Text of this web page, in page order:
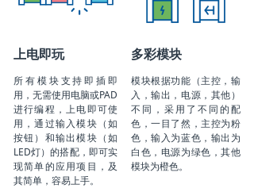
上电即玩 多彩模块
所有模块支持即插即
用，无需使用电脑或PAD
进行编程，上电即可使
用，通过输入模块（如
按钮）和输出模块（如
LED灯）的搭配，即可实
现简单的应用项目，及
其简单，容易上手。
模块根据功能（主控，输
入，输出，电源，其他）
不同，采用了不同的配
色，一目了然，主控为粉
色，输入为蓝色，输出为
白色，电源为绿色，其他
模块为橙色。